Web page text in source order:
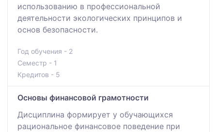
использованию в профессиональной
деятельности экологических принципов и
основ безопасности.
Год обучения - 2
Семестр - 1
Кредитов - 5
Основы финансовой грамотности
Дисциплина формирует у обучающихся
рациональное финансовое поведение при